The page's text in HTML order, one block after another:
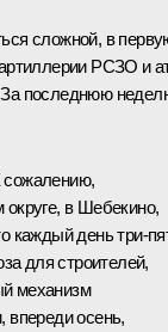
сложной, в
РСЗО и
За последнюю
сожалению,
в Шебекино,
каждый день три-
для строителей,
механизм
впереди осень,